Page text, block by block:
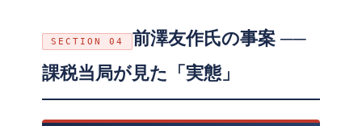
SECTION 04
前澤友作氏の事案 ──
課税当局が見た「実態」